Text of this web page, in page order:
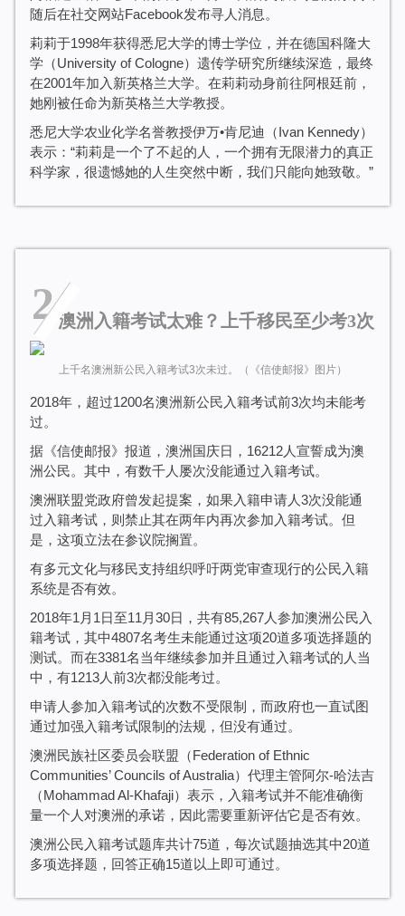
随后在社交网站Facebook发布寻人消息。
莉莉于1998年获得悉尼大学的博士学位，并在德国科隆大
学（University of Cologne）遗传学研究所继续深造，最终
在2001年加入新英格兰大学。在莉莉动身前往阿根廷前，
她刚被任命为新英格兰大学教授。
悉尼大学农业化学名誉教授伊万•肯尼迪（Ivan Kennedy）
表示：“莉莉是一个了不起的人，一个拥有无限潜力的真正
科学家，很遗憾她的人生突然中断，我们只能向她致敬。”
2 澳洲入籍考试太难？上千移民至少考3次
上千名澳洲新公民入籍考试3次未过。（《信使邮报》图片）
2018年，超过1200名澳洲新公民入籍考试前3次均未能考
过。
据《信使邮报》报道，澳洲国庆日，16212人宣誓成为澳
洲公民。其中，有数千人屡次没能通过入籍考试。
澳洲联盟党政府曾发起提案，如果入籍申请人3次没能通
过入籍考试，则禁止其在两年内再次参加入籍考试。但
是，这项立法在参议院搁置。
有多元文化与移民支持组织呼吁两党审查现行的公民入籍
系统是否有效。
2018年1月1日至11月30日，共有85,267人参加澳洲公民入
籍考试，其中4807名考生未能通过这项20道多项选择题的
测试。而在3381名当年继续参加并且通过入籍考试的人当
中，有1213人前3次都没能考过。
申请人参加入籍考试的次数不受限制，而政府也一直试图
通过加强入籍考试限制的法规，但没有通过。
澳洲民族社区委员会联盟（Federation of Ethnic
Communities’ Councils of Australia）代理主管阿尔-哈法吉
（Mohammad Al-Khafaji）表示，入籍考试并不能准确衡
量一个人对澳洲的承诺，因此需要重新评估它是否有效。
澳洲公民入籍考试题库共计75道，每次试题抽选其中20道
多项选择题，回答正确15道以上即可通过。